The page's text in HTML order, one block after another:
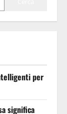
per
significa